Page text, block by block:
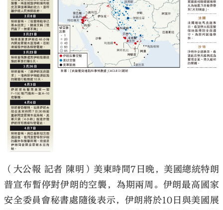
（大公報 記者 陳明）美東時間7日晚，美國總統特朗
普宣布暫停對伊朗的空襲，為期兩周。伊朗最高國家
安全委員會秘書處隨後表示，伊朗將於10日與美國展